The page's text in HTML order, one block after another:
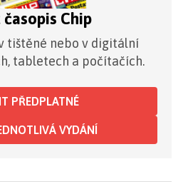
Chip
tištěné nebo v digitální
tabletech a počítačích.
PŘEDPLATNÉ
VYDÁNÍ